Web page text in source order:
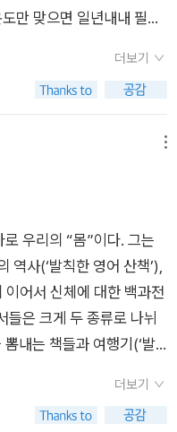
을 신경학적으로연구하기
이렇듯
신경 쓰지 않는 것들에 대
고 할까? 또 하나 예를 들어
려 있는 목젖. 아빠는 거
역할을 하는지 몰랐고,
냥 뭔가 중요한 일을 할거
.. 이런막연한 생각만 하
글쎄, 특별히 하는 일이 없
제가 되지 않는데… 큰 역
류 진화를 거쳐도 생존해
나.===============
수 없는 입구의 한가운데
말로 이상하게도 하는 일
알고 있으면 좋은 상식
대하여 우리가 평소에 궁금
다루려고 노력하고 있습
저 겉핥기 식의 몸 책은 아
점에서는 그 논란을 비켜
문제점들, 의학계의 해
서 다루면서 저자 자신의
표면적인 이야기이다, 로
나 이 책은 더 전문적인
이아닙니다. 사실, 전문가
아니잖습니까? 전문가라
여다볼만한 좁은 시야를
책은 머리 끝부터 발끝까지
하는 책입니다. 그러니
만 맞으면 일년내내 필수
귀한 몸인 줄 알았는데..
보이는 장미...그 장미가..
한다.장미는 참 열심히 피
저 장미 각각, 저마다의 빛
분할 수 있을 정도로 자
의 몸에 대해 우리가 안
다고 한다.각각의 장기들
는 것....우리가 우리 자신
신에 대해서조차 알고 있는
다..그렇다면 우리 몸이 아
, 세계로, 우주로 눈을 돌릴
결론에 도달한다.그럼에
더보기
우리의 “몸”이다. 그는
역사(‘발칙한 영어 산책’),
이어서 신체에 대한 백과전
들은 크게 두 종류로 나뉘
내는 책들과 여행기(‘발
볍게 읽을 수 있다.가볍게
지닌 큰 미덕이다. 어차피
더보기